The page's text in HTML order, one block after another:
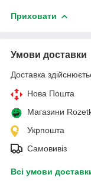
Приховати
Умови доставки
Доставка
Нова Пошта
Магазини
Укрпошта
Самовивіз
Всі умови